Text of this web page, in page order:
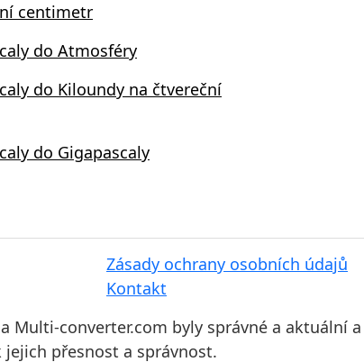
centimetr
do Atmosféry
do Kiloundy na čtvereční
do Gigapascaly
Zásady ochrany osobních údajů
Kontakt
Multi-converter.com byly správné a aktuální
jejich přesnost a správnost.